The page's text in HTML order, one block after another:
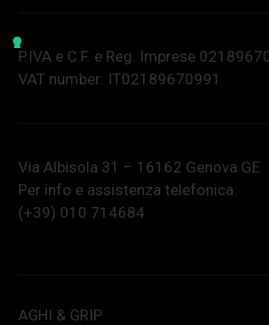
P.IVA e C.F. e Reg. Imprese
VAT number: IT02189670991
Via Albisola 31 – 16162 Genova GE
Per info e assistenza telefonica:
(+39) 010 714684
AGHI & GRIP